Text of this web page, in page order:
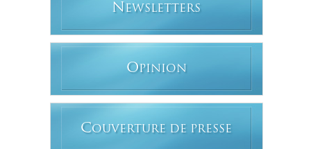
N EWSLETTERS
OPINION
COUVERTURE DE PRESSE